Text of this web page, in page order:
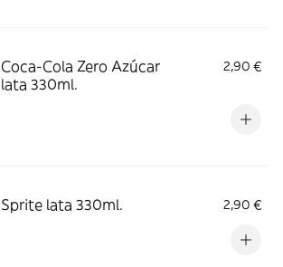
Coca-Cola Zero Azúcar
lata 330ml.
2,90 €
Sprite lata 330ml. 2,90 €